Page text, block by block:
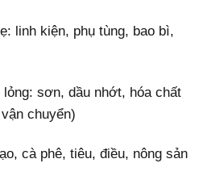
linh kiện, phụ tùng, bao bì,
lỏng: sơn, dầu nhớt, hóa chất
chuyển)
cà phê, tiêu, điều, nông sản